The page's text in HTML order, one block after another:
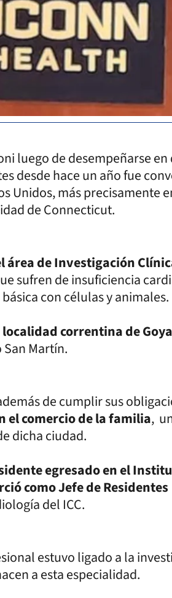
luego de desempeñarse
desde hace un año fue
Unidos, más precisamente
de Connecticut.
área de Investigación
sufren de insuficiencia
con células y animales.
correntina de Goya
Martín.
de cumplir sus
el comercio de la familia,
dicha ciudad.
egresado en el
como Jefe de Residentes
del ICC.
estuvo ligado a la
a esta especialidad.